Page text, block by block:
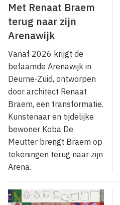
Met Renaat Braem
terug naar zijn
Arenawijk
Vanaf 2026 krijgt de
befaamde Arenawijk in
Deurne-Zuid, ontworpen
door architect Renaat
Braem, een transformatie.
Kunstenaar en tijdelijke
bewoner Koba De
Meutter brengt Braem op
tekeningen terug naar zijn
Arena.